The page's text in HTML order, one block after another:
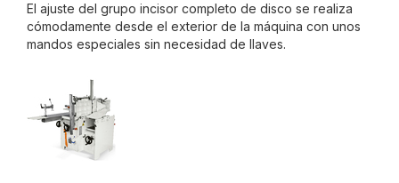
El ajuste del grupo incisor completo de disco se realiza
cómodamente desde el exterior de la máquina con unos
mandos especiales sin necesidad de llaves.